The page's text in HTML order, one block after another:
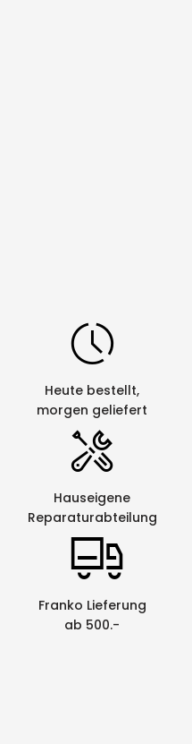
Heute bestellt,
morgen geliefert
Hauseigene
Reparaturabteilung
Franko Lieferung
ab 500.-